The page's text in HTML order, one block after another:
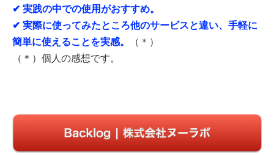
✔︎ 実践の中での使用がおすすめ。
✔︎ 実際に使ってみたところ他のサービスと違い、手軽に
簡単に使えることを実感。
（＊）
（＊）個人の感想です。